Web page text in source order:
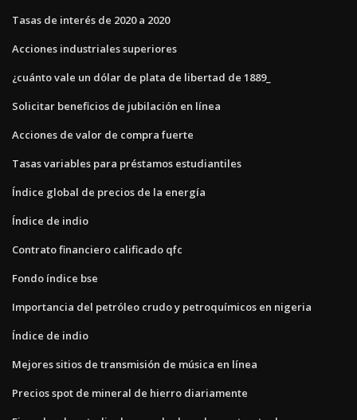
Tasas de interés de 2020 a 2020
Acciones industriales superiores
¿cuánto vale un dólar de plata de libertad de 1889_
Solicitar beneficios de jubilación en línea
Acciones de valor de compra fuerte
Tasas variables para préstamos estudiantiles
Índice global de precios de la energía
Índice de indio
Contrato financiero calificado qfc
Fondo índice bse
Importancia del petróleo crudo y petroquímicos en nigeria
Índice de indio
Mejores sitios de transmisión de música en línea
Precios spot de mineral de hierro diariamente